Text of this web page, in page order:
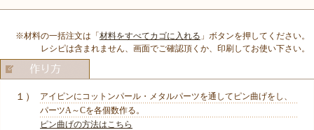
※材料の一括注文は「材料をすべてカゴに入れる 」ボタンを押してください。
レシピは含まれません、画面でご確認頂くか、印刷してお使い下さい。
１）
アイピンにコットンパール・メタルパーツを通してピン曲げをし、
パーツA～Cを各個数作る。
ピン曲げの方法はこちら